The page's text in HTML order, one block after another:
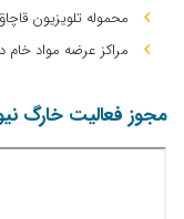
محموله تلویزیون
مراکز عرضه مواد خام
مجوز فعالیت خارگ